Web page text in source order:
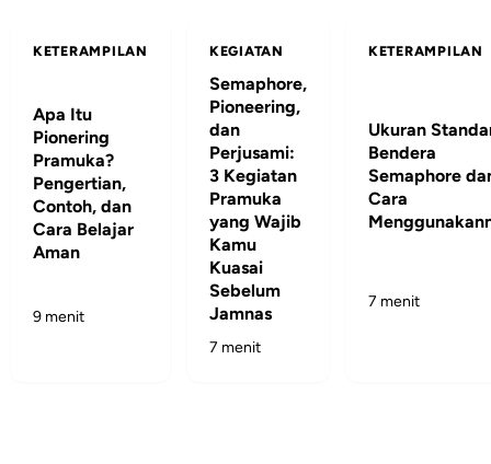
KETERAMPILAN
Apa Itu
Pionering
Pramuka?
Pengertian,
Contoh, dan
Cara Belajar
Aman
9 menit
KEGIATAN
Semaphore,
Pioneering,
dan
Perjusami:
3 Kegiatan
Pramuka
yang Wajib
Kamu
Kuasai
Sebelum
Jamnas
7 menit
KETERAMPILAN
Ukuran
Bendera
Semaphore
Cara
7 menit